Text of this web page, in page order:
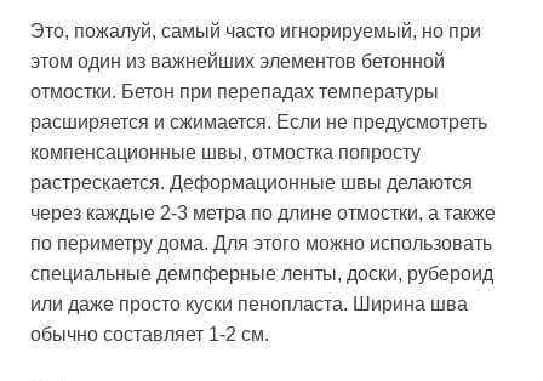
Это, пожалуй, самый часто игнорируемый, но при
этом один из важнейших элементов бетонной
отмостки. Бетон при перепадах температуры
расширяется и сжимается. Если не предусмотреть
компенсационные швы, отмостка попросту
растрескается. Деформационные швы делаются
через каждые 2-3 метра по длине отмостки, а также
по периметру дома. Для этого можно использовать
специальные демпферные ленты, доски, рубероид
или даже просто куски пенопласта. Ширина шва
обычно составляет 1-2 см.